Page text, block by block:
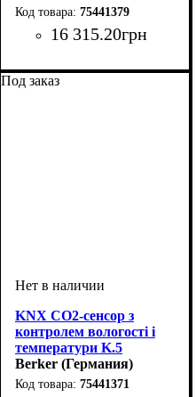
75441379
16 315.20грн
Под заказ
KNX CO2-сенсор з
контролем вологості і
температури K.5
алюміній
Berker (Германия)
75441371